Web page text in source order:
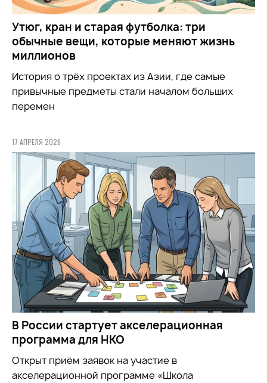
Утюг, кран и старая футболка: три
обычные вещи, которые меняют жизнь
миллионов
История о трёх проектах из Азии, где самые
привычные предметы стали началом больших
перемен
17 АПРЕЛЯ 2026
В России стартует акселерационная
программа для НКО
Открыт приём заявок на участие в
акселерационной программе «Школа